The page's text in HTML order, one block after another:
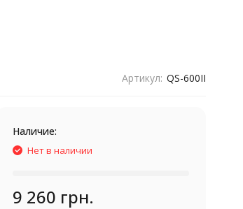
Артикул: QS-600II
Наличие:
Нет в наличии
9 260 грн.